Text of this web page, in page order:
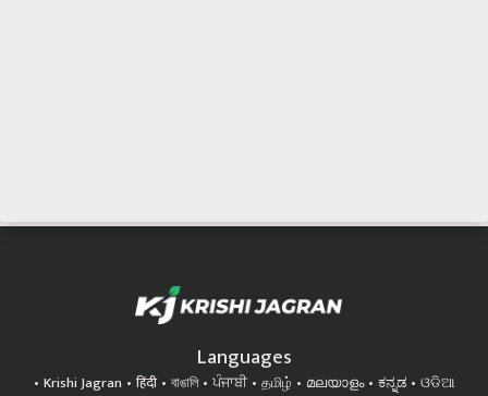
Languages
Krishi Jagran हिंदी বাঙালি ਪੰਜਾਬੀ தமிழ் മലയാളം ಕನ್ನಡ
ଓଡିଆ